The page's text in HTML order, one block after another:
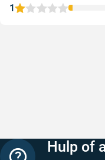
1
Hulp of